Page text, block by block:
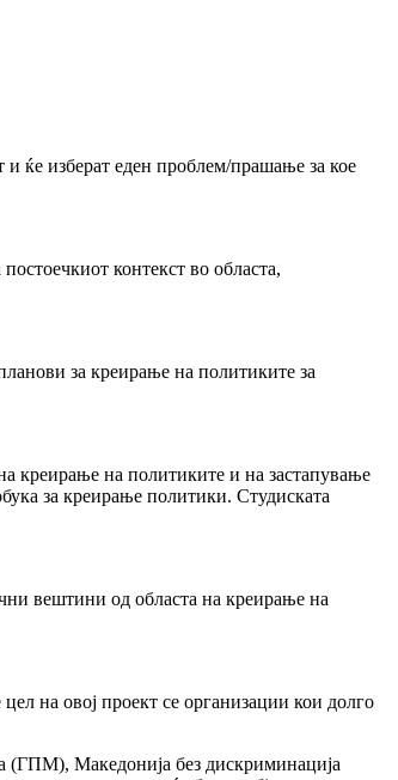
ќе изберат еден проблем/прашање за кое
контекст во областа,
за креирање на политиките за
креирање на политиките и на застапување
за креирање политики. Студиската
вештини од областа на креирање на
на овој проект се организации кои долго
(ГПМ), Македонија без дискриминација